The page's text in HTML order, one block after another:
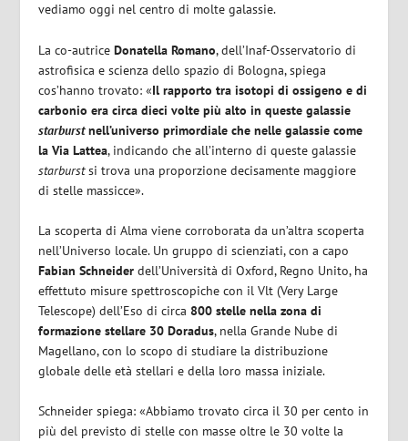
vediamo oggi nel centro di molte galassie.
La co-autriceDonatella Romano, dell’Inaf-Osservatorio di
astrofisica e scienza dello spazio di Bologna, spiega
cos’hanno trovato: «Il rapporto tra isotopi di ossigeno e di
carbonio era circa dieci volte più alto in queste galassie
starburstnell’universo primordiale che nelle galassie come
la Via Lattea, indicando che all’interno di queste galassie
starburstsi trova una proporzione decisamente maggiore
di stelle massicce».
La scoperta di Alma viene corroborata da un’altra scoperta
nell’Universo locale. Un gruppo di scienziati, con a capo
Fabian Schneider dell’Università di Oxford, Regno Unito, ha
effettuto misure spettroscopiche con il Vlt (Very Large
Telescope) dell’Eso di circa 800 stelle nella zona di
formazione stellare 30 Doradus, nella Grande Nube di
Magellano, con lo scopo di studiare la distribuzione
globale delle età stellari e della loro massa iniziale.
Schneider spiega: «Abbiamo trovato circa il 30 per cento in
più del previsto di stelle con masse oltre le 30 volte la